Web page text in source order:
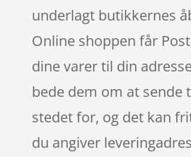
underlagt butikkernes
Online shoppen får
dine varer til din
bede dem om at sende
stedet for, og det kan
du angiver